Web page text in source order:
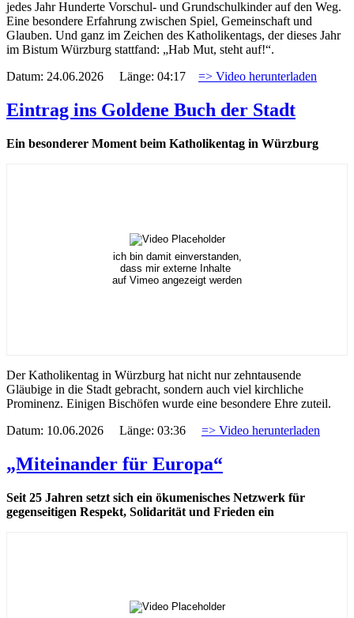
jedes Jahr Hunderte Vorschul- und Grundschulkinder auf den Weg.
Eine besondere Erfahrung zwischen Spiel, Gemeinschaft und
Glauben. Und ganz im Zeichen des Katholikentags, der dieses Jahr
im Bistum Würzburg stattfand: „Hab Mut, steht auf!“.
Datum: 24.06.2026 Länge: 04:17 => Video herunterladen
Eintrag ins Goldene Buch der Stadt
Ein besonderer Moment beim Katholikentag in Würzburg
ich bin damit einverstanden,
dass mir externe Inhalte
auf Vimeo angezeigt werden
Der Katholikentag in Würzburg hat nicht nur zehntausende
Gläubige in die Stadt gebracht, sondern auch viel kirchliche
Prominenz. Einigen Bischöfen wurde eine besondere Ehre zuteil.
Datum: 10.06.2026 Länge: 03:36 => Video herunterladen
„Miteinander für Europa“
Seit 25 Jahren setzt sich ein ökumenisches Netzwerk für
gegenseitigen Respekt, Solidarität und Frieden ein